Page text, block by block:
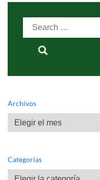
Search
Archivos
Archivos
Categorías
Categorías